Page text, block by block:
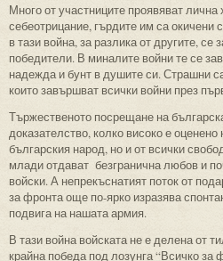
Много от участниците проявяват лична
себеотрицание, гърдите им са окичени
в тази война, за разлика от другите,
победители. В миналите войни те се
надежда и бунт в душите си. Страшни
които завършват всички войни през
Тържественото посрещане на
доказателство, колко високо е
българския народ, но и от всички
млади отдават безгранична любов и
войски. А непрекъснатият поток от
за фронта още по-ярко изразява
подвига на нашата армия.
В тази война войската не е делена от
крайна победа под лозунга “Всичко за